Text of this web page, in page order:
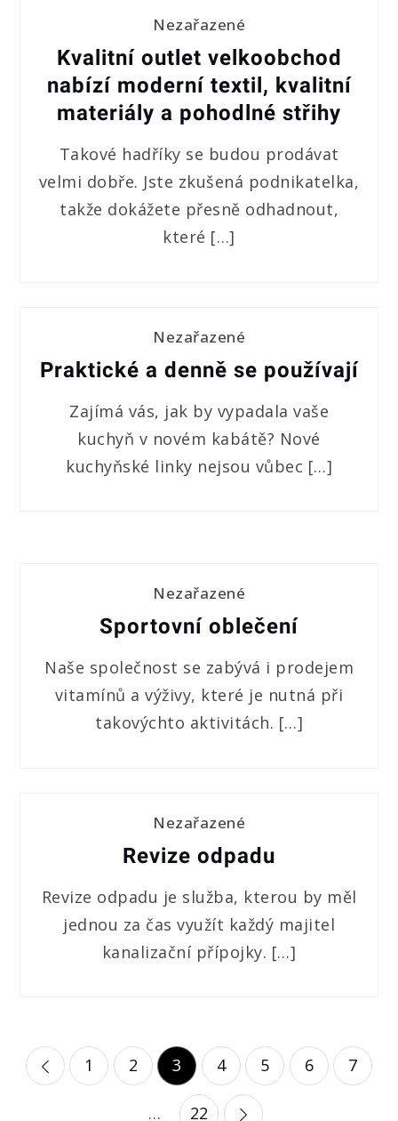
Nezařazené
Kvalitní outlet velkoobchod
nabízí moderní textil, kvalitní
materiály a pohodlné střihy
Takové hadříky se budou prodávat
velmi dobře. Jste zkušená podnikatelka,
takže dokážete přesně odhadnout,
které […]
Nezařazené
Praktické a denně se používají
Zajímá vás, jak by vypadala vaše
kuchyň v novém kabátě? Nové
kuchyňské linky nejsou vůbec […]
Nezařazené
Sportovní oblečení
Naše společnost se zabývá i prodejem
vitamínů a výživy, které je nutná při
takovýchto aktivitách. […]
Nezařazené
Revize odpadu
Revize odpadu je služba, kterou by měl
jednou za čas využít každý majitel
kanalizační přípojky. […]
Stránkování
1 2 3 4 5 6 7
… 22